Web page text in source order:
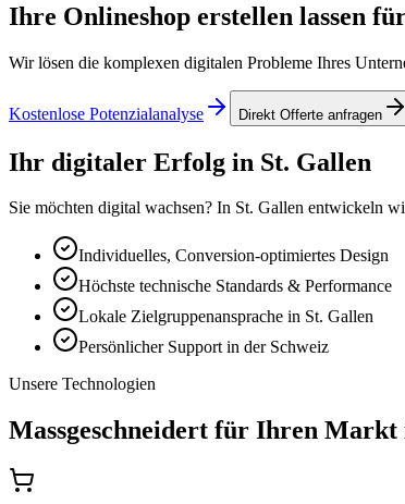
Ihre Onlineshop erstellen lassen
Wir lösen die komplexen digitalen Probleme Ihres
Kostenlose Potenzialanalyse Direkt Offerte anfragen
Ihr digitaler Erfolg in St. Gallen
Sie möchten digital wachsen? In St. Gallen entwickeln
Individuelles, Conversion-optimiertes Design
Höchste technische Standards & Performance
Lokale Zielgruppenansprache in St. Gallen
Persönlicher Support in der Schweiz
Unsere Technologien
Massgeschneidert für Ihren Markt